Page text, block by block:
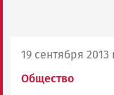
19 сентября 2013
Общество